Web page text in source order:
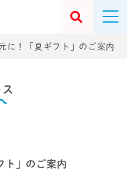
に！「夏ギフト」のご案内
ト」のご案内